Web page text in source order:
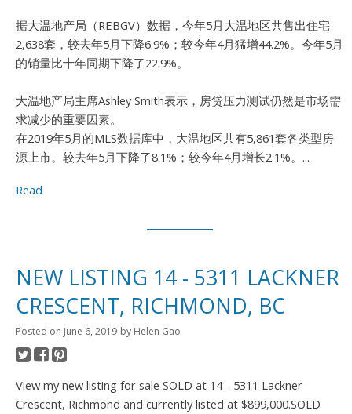
据大温地产局（REBGV）数据，今年5月大温地区共售出住宅
2,638套，较去年5月下降6.9%；较今年4月猛增44.2%。今年5月
的销量比十年同期下降了22.9%。
大温地产局主席Ashley Smith表示，房贷压力测试仍然是市场需
求减少的重要因素。
在2019年5月的MLS数据库中，大温地区共有5,861套各类型房
源上市。较去年5月下降了8.1%；较今年4月增长2.1%。...
Read
NEW LISTING 14 - 5311 LACKNER
CRESCENT, RICHMOND, BC
Posted on June 6, 2019 by Helen Gao
View my new listing for sale SOLD at 14 - 5311 Lackner
Crescent, Richmond and currently listed at $899,000.SOLD